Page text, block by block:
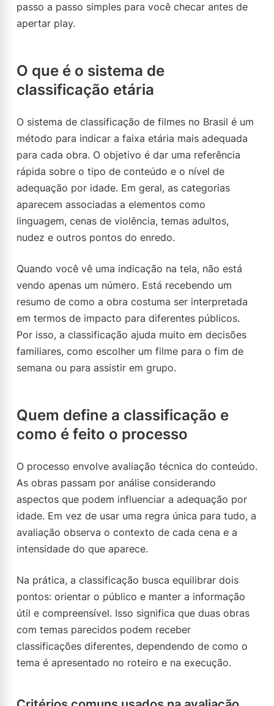
passo a passo simples para você checar antes de
apertar play.
O que é o sistema de
classificação etária
O sistema de classificação de filmes no Brasil é um
método para indicar a faixa etária mais adequada
para cada obra. O objetivo é dar uma referência
rápida sobre o tipo de conteúdo e o nível de
adequação por idade. Em geral, as categorias
aparecem associadas a elementos como
linguagem, cenas de violência, temas adultos,
nudez e outros pontos do enredo.
Quando você vê uma indicação na tela, não está
vendo apenas um número. Está recebendo um
resumo de como a obra costuma ser interpretada
em termos de impacto para diferentes públicos.
Por isso, a classificação ajuda muito em decisões
familiares, como escolher um filme para o fim de
semana ou para assistir em grupo.
Quem define a classificação e
como é feito o processo
O processo envolve avaliação técnica do conteúdo.
As obras passam por análise considerando
aspectos que podem influenciar a adequação por
idade. Em vez de usar uma regra única para tudo, a
avaliação observa o contexto de cada cena e a
intensidade do que aparece.
Na prática, a classificação busca equilibrar dois
pontos: orientar o público e manter a informação
útil e compreensível. Isso significa que duas obras
com temas parecidos podem receber
classificações diferentes, dependendo de como o
tema é apresentado no roteiro e na execução.